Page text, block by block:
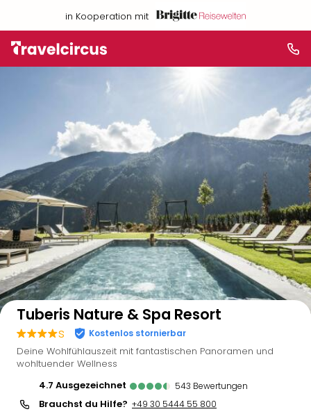
in Kooperation mit
Auf der Karte anzeigen
Tuberis Nature & Spa Resort
s Kostenlos stornierbar
Deine Wohlfühlauszeit mit fantastischen Panoramen und
wohltuender Wellness
4.7
ausgezeichnet 543 Bewertungen
Brauchst du Hilfe? +49 30 5444 55 800